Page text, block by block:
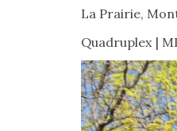
La Prairie,
Quadruplex |